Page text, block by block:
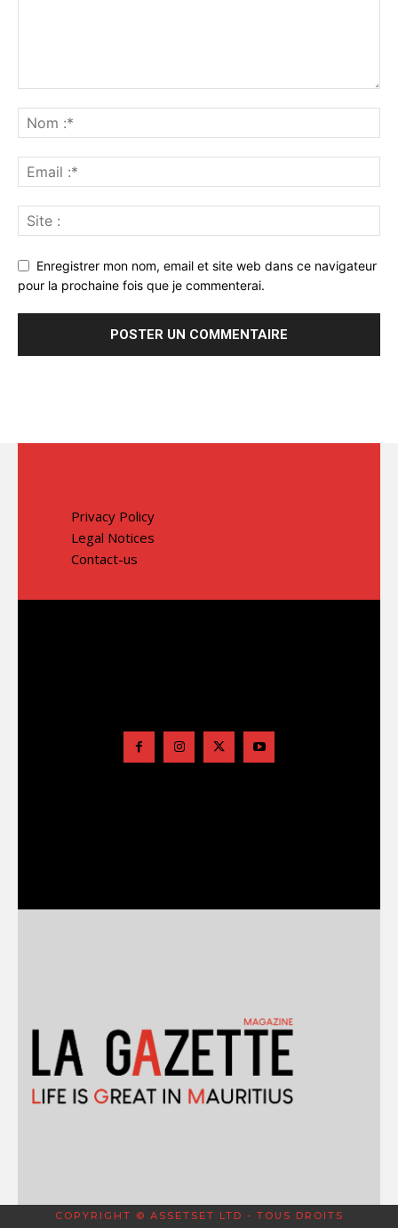
Enregistrer mon nom, email et site web dans ce navigateur
pour la prochaine fois que je commenterai.
Privacy Policy
Legal Notices
Contact-us
COPYRIGHT © ASSETSET LTD - TOUS DROITS